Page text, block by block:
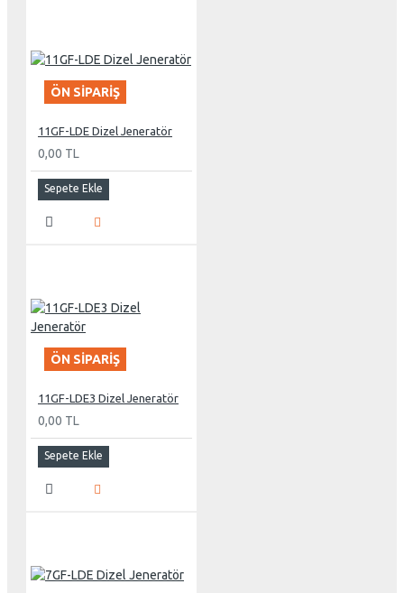
ÖN SIPARIŞ
11GF-LDE Dizel Jeneratör
0,00 TL
Sepete Ekle
ÖN SIPARIŞ
11GF-LDE3 Dizel Jeneratör
0,00 TL
Sepete Ekle